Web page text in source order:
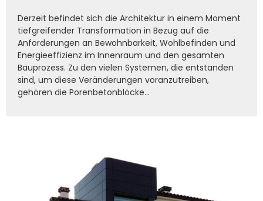
Derzeit befindet sich die Architektur in einem Moment
tiefgreifender Transformation in Bezug auf die
Anforderungen an Bewohnbarkeit, Wohlbefinden und
Energieeffizienz im Innenraum und den gesamten
Bauprozess. Zu den vielen Systemen, die entstanden
sind, um diese Veränderungen voranzutreiben,
gehören die Porenbetonblöcke...